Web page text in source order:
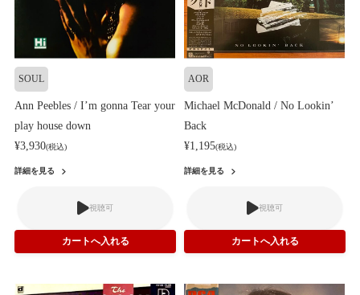
SOUL
Ann Peebles / I’m gonna Tear your
play house down
¥3,930(税込)
詳細を見る
視聴可
AOR
Michael McDonald / No Lookin’
Back
¥1,195(税込)
詳細を見る
視聴可